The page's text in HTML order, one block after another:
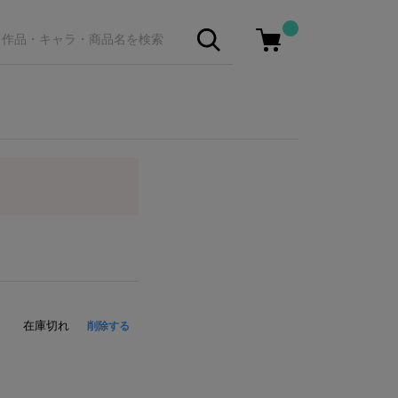
削除する
在庫切れ